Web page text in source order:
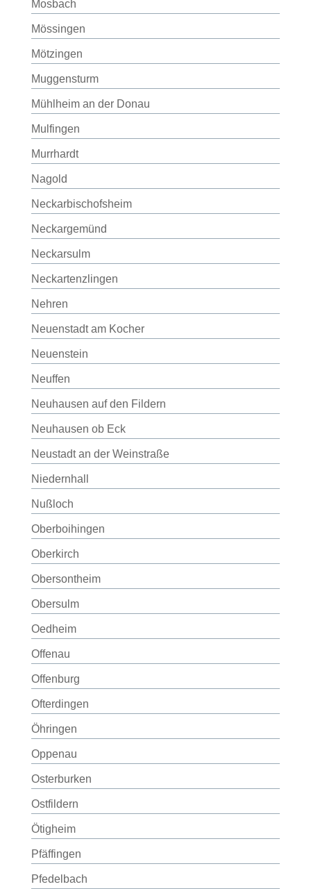
Mosbach
Mössingen
Mötzingen
Muggensturm
Mühlheim an der Donau
Mulfingen
Murrhardt
Nagold
Neckarbischofsheim
Neckargemünd
Neckarsulm
Neckartenzlingen
Nehren
Neuenstadt am Kocher
Neuenstein
Neuffen
Neuhausen auf den Fildern
Neuhausen ob Eck
Neustadt an der Weinstraße
Niedernhall
Nußloch
Oberboihingen
Oberkirch
Obersontheim
Obersulm
Oedheim
Offenau
Offenburg
Ofterdingen
Öhringen
Oppenau
Osterburken
Ostfildern
Ötigheim
Pfäffingen
Pfedelbach